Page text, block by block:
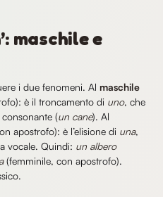
maschile e
i due fenomeni. Al maschile
è il troncamento di uno, che
(un cane). Al
apostrofo): è l’elisione di una,
vocale. Quindi: un albero
(femminile, con apostrofo).